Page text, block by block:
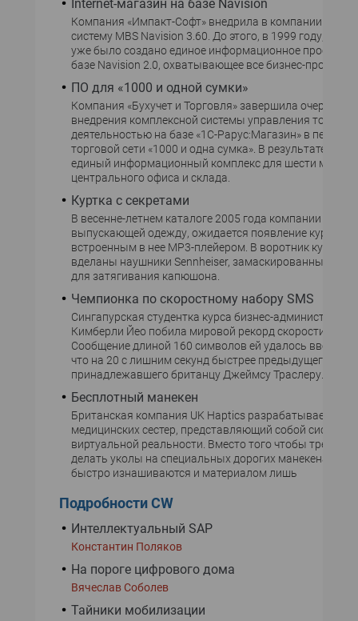
Internet-магазин на базе Navision
Компания «Импакт-Софт» внедрила в компании
систему MBS Navision 3.60. До этого, в 1999 году, в
уже было создано единое информационное
базе Navision 2.0, охватывающее все бизнес-процессы
ПО для «1000 и одной сумки»
Компания «Бухучет и Торговля» завершила очередной
внедрения комплексной системы управления
деятельностью на базе «1С-Рарус:Магазин» в
торговой сети «1000 и одна сумка». В результате
единый информационный комплекс для шести
центрального офиса и склада.
Куртка с секретами
В весенне-летнем каталоге 2005 года компании
выпускающей одежду, ожидается появление куртки со
встроенным в нее MP3-плейером. В воротник куртки
вделаны наушники Sennheiser, замаскированные под
для затягивания капюшона.
Чемпионка по скоростному набору SMS
Сингапурская студентка курса бизнес-
Кимберли Йео побила мировой рекорд скорости
Сообщение длиной 160 символов ей удалось ввести
что на 20 с лишним секунд быстрее предыдущего
принадлежавшего британцу Джеймсу Траслеру.
Бесплотный манекен
Британская компания UK Haptics разрабатывает
медицинских сестер, представляющий собой систему
виртуальной реальности. Вместо того чтобы
делать уколы на специальных дорогих манекенах,
быстро изнашиваются и материалом лишь
Подробности CW
Интеллектуальный SAP
Константин Поляков
На пороге цифрового дома
Вячеслав Соболев
Тайники мобилизации